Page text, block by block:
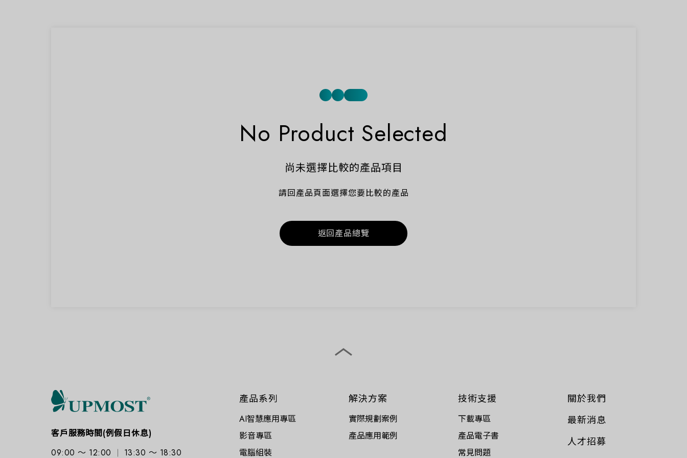
No Product Selected
尚未選擇比較的產品項目
請回產品頁面選擇您要比較的產品
返回產品總覽
客戶服務時間(例假日休息)
09:00 ～ 12:00
13:30 ～ 18:30
產品系列
AI智慧應用專區
影音專區
電腦組裝
解決方案
實際規劃案例
產品應用範例
技術支援
下載專區
產品電子書
常見問題
關於我們
最新消息
人才招募